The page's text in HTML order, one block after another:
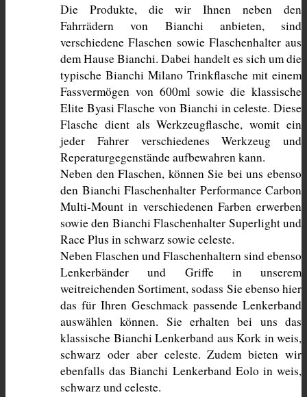
Die Produkte, die wir Ihnen neben den
Fahrrädern von Bianchi anbieten, sind
verschiedene Flaschen sowie Flaschenhalter aus
dem Hause Bianchi. Dabei handelt es sich um die
typische Bianchi Milano Trinkflasche mit einem
Fassvermögen von 600ml sowie die klassische
Elite Byasi Flasche von Bianchi in celeste. Diese
Flasche dient als Werkzeugflasche, womit ein
jeder Fahrer verschiedenes Werkzeug und
Reperaturgegenstände aufbewahren kann.
Neben den Flaschen, können Sie bei uns ebenso
den Bianchi Flaschenhalter Performance Carbon
Multi-Mount in verschiedenen Farben erwerben
sowie den Bianchi Flaschenhalter Superlight und
Race Plus in schwarz sowie celeste.
Neben Flaschen und Flaschenhaltern sind ebenso
Lenkerbänder und Griffe in unserem
weitreichenden Sortiment, sodass Sie ebenso hier
das für Ihren Geschmack passende Lenkerband
auswählen können. Sie erhalten bei uns das
klassische Bianchi Lenkerband aus Kork in weis,
schwarz oder aber celeste. Zudem bieten wir
ebenfalls das Bianchi Lenkerband Eolo in weis,
schwarz und celeste.